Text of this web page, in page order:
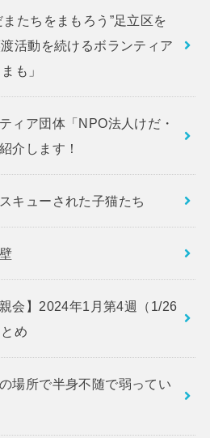
またちをまもろう”足立区を
活動を続けるボランティア
も」
ィア団体「NPO法人けだ・
介します！
キューされた子猫たち
会】2024年1月第4週（1/26
め
場所で半身不随で弱ってい